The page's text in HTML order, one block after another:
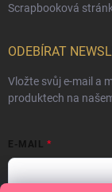
Scrapbooková
ODEBÍRAT
Vložte svůj e-mail a
produktech na
E-MAIL